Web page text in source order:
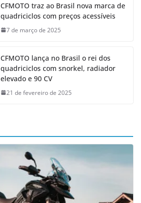
CFMOTO traz ao Brasil nova marca de
quadriciclos com preços acessíveis
7 de março de 2025
CFMOTO lança no Brasil o rei dos
quadriciclos com snorkel, radiador
elevado e 90 CV
21 de fevereiro de 2025